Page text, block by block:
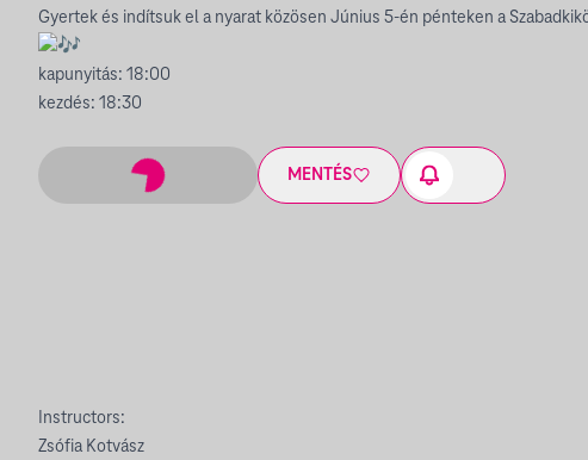
Gyertek és indítsuk el a nyarat közösen Június 5-én pénteken a
kapunyitás: 18:00
kezdés: 18:30
MENTÉS
Instructors:
Zsófia Kotvász